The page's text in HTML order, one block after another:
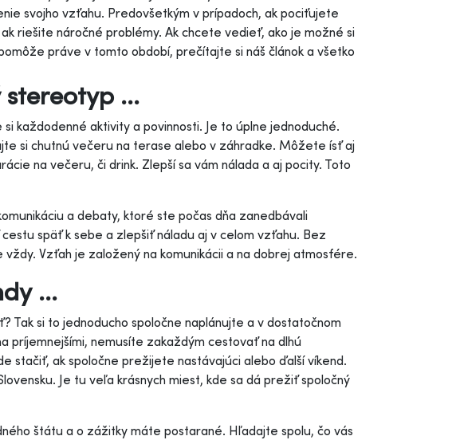
svojho vzťahu. Predovšetkým v prípadoch, ak pociťujete
riešite náročné problémy. Ak chcete vedieť, ako je možné si
práve v tomto období, prečítajte si náš článok a všetko
...
každodenné aktivity a povinnosti. Je to úplne jednoduché.
si chutnú večeru na terase alebo v záhradke. Môžete ísť aj
na večeru, či drink. Zlepší sa vám nálada a aj pocity. Toto
a debaty, ktoré ste počas dňa zanedbávali
späť k sebe a zlepšiť náladu aj v celom vzťahu. Bez
Vzťah je založený na komunikácii a na dobrej atmosfére.
...
si to jednoducho spoločne naplánujte a v dostatočnom
príjemnejšími, nemusíte zakaždým cestovať na dlhú
stačiť, ak spoločne prežijete nastávajúci alebo ďalší víkend.
Je tu veľa krásnych miest, kde sa dá prežiť spoločný
štátu a o zážitky máte postarané. Hľadajte spolu, čo vás